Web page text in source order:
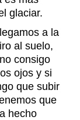
glaciar.
a la
al suelo,
consigo
ojos y si
que subir
que
hecho